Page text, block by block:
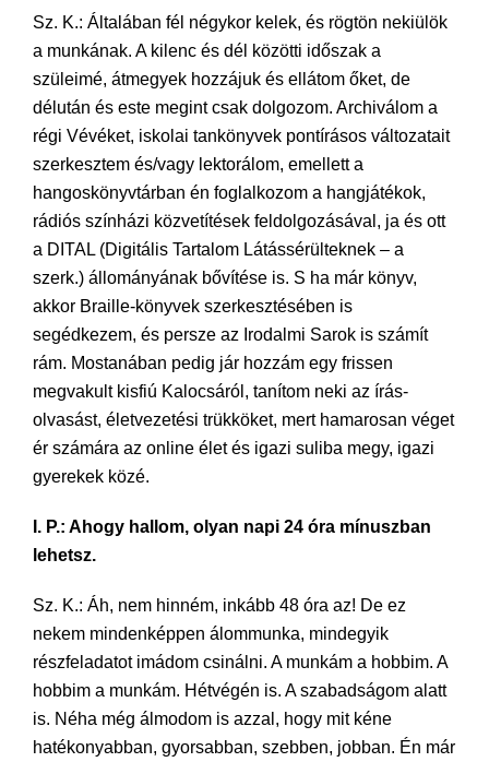
Sz. K.: Általában fél négykor kelek, és rögtön nekiülök
a munkának. A kilenc és dél közötti időszak a
szüleimé, átmegyek hozzájuk és ellátom őket, de
délután és este megint csak dolgozom. Archiválom a
régi Vévéket, iskolai tankönyvek pontírásos változatait
szerkesztem és/vagy lektorálom, emellett a
hangoskönyvtárban én foglalkozom a hangjátékok,
rádiós színházi közvetítések feldolgozásával, ja és ott
a DITAL (Digitális Tartalom Látássérülteknek – a
szerk.) állományának bővítése is. S ha már könyv,
akkor Braille-könyvek szerkesztésében is
segédkezem, és persze az Irodalmi Sarok is számít
rám. Mostanában pedig jár hozzám egy frissen
megvakult kisfiú Kalocsáról, tanítom neki az írás-
olvasást, életvezetési trükköket, mert hamarosan véget
ér számára az online élet és igazi suliba megy, igazi
gyerekek közé.
I. P.: Ahogy hallom, olyan napi 24 óra mínuszban
lehetsz.
Sz. K.: Áh, nem hinném, inkább 48 óra az! De ez
nekem mindenképpen álommunka, mindegyik
részfeladatot imádom csinálni. A munkám a hobbim. A
hobbim a munkám. Hétvégén is. A szabadságom alatt
is. Néha még álmodom is azzal, hogy mit kéne
hatékonyabban, gyorsabban, szebben, jobban. Én már